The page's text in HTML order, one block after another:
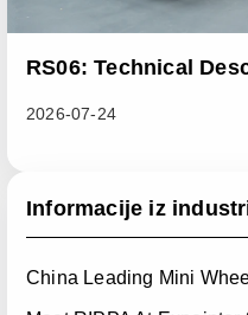
RS06: Technical
2026-07-24
Informacije iz